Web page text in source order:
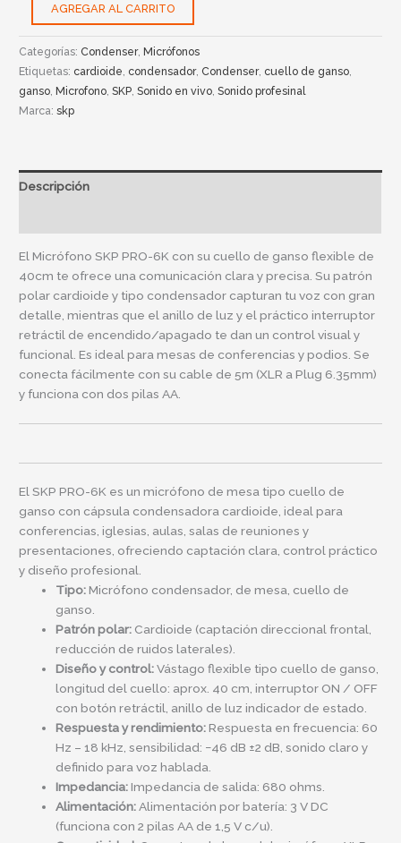
AGREGAR AL CARRITO
Categorías: Condenser,Micrófonos
Etiquetas: cardioide, condensador, Condenser, cuello de ganso,
ganso,Microfono,SKP,Sonido en vivo,Sonido profesinal
Marca:skp
Descripción
El Micrófono SKP PRO-6K con su cuello de ganso flexible de
40cm te ofrece una comunicación clara y precisa. Su patrón
polar cardioide y tipo condensador capturan tu voz con gran
detalle, mientras que el anillo de luz y el práctico interruptor
retráctil de encendido/apagado te dan un control visual y
funcional. Es ideal para mesas de conferencias y podios. Se
conecta fácilmente con su cable de 5m (XLR a Plug 6.35mm)
y funciona con dos pilas AA.
El SKP PRO-6K es un micrófono de mesa tipo cuello de
ganso con cápsula condensadora cardioide, ideal para
conferencias, iglesias, aulas, salas de reuniones y
presentaciones, ofreciendo captación clara, control práctico
y diseño profesional.
Tipo:Micrófono condensador, de mesa, cuello de
ganso.
Patrón polar: Cardioide (captación direccional frontal,
reducción de ruidos laterales).
Diseño y control:Vástago flexible tipo cuello de ganso,
longitud del cuello: aprox. 40 cm, interruptor ON / OFF
con botón retráctil, anillo de luz indicador de estado.
Respuesta y rendimiento:Respuesta en frecuencia: 60
Hz – 18 kHz, sensibilidad: −46 dB ±2 dB, sonido claro y
definido para voz hablada.
Impedancia:Impedancia de salida: 680 ohms.
Alimentación: Alimentación por batería: 3 V DC
(funciona con 2 pilas AA de 1,5 V c/u).